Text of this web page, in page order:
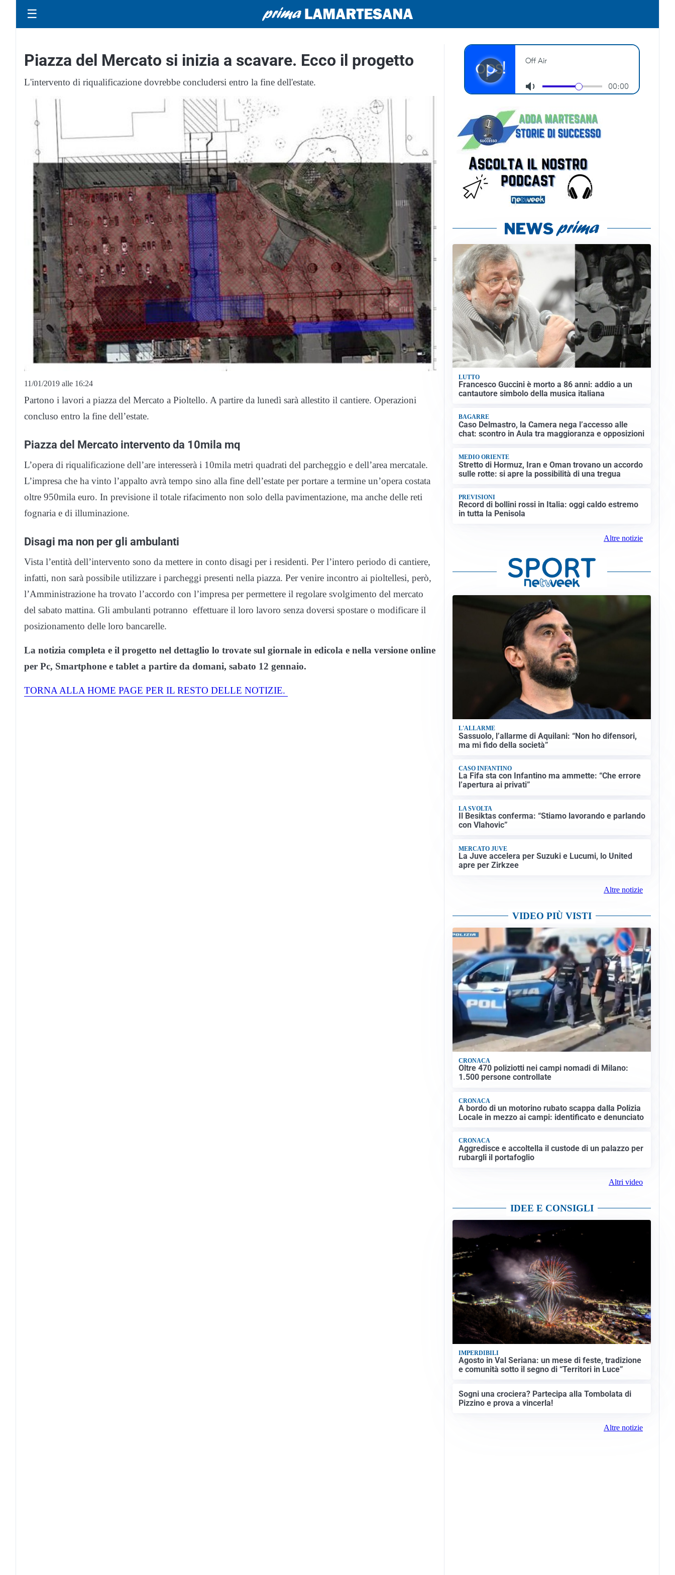
☰
Piazza del Mercato si inizia a scavare. Ecco il progetto
L'intervento di riqualificazione dovrebbe concludersi entro la fine dell'estate.
11/01/2019 alle 16:24
Partono i lavori a piazza del Mercato a Pioltello. A partire da lunedì sarà allestito il cantiere. Operazioni
concluso entro la fine dell’estate.
Piazza del Mercato intervento da 10mila mq
L’opera di riqualificazione dell’are interesserà i 10mila metri quadrati del parcheggio e dell’area mercatale.
L’impresa che ha vinto l’appalto avrà tempo sino alla fine dell’estate per portare a termine un’opera costata
oltre 950mila euro. In previsione il totale rifacimento non solo della pavimentazione, ma anche delle reti
fognaria e di illuminazione.
Disagi ma non per gli ambulanti
Vista l’entità dell’intervento sono da mettere in conto disagi per i residenti. Per l’intero periodo di cantiere,
infatti, non sarà possibile utilizzare i parcheggi presenti nella piazza. Per venire incontro ai pioltellesi, però,
l’Amministrazione ha trovato l’accordo con l’impresa per permettere il regolare svolgimento del mercato
del sabato mattina. Gli ambulanti potranno effettuare il loro lavoro senza doversi spostare o modificare il
posizionamento delle loro bancarelle.
La notizia completa e il progetto nel dettaglio lo trovate sul giornale in edicola e nella versione online
per Pc, Smartphone e tablet a partire da domani, sabato 12 gennaio.
TORNA ALLA HOME PAGE PER IL RESTO DELLE NOTIZIE.
LUTTO
Francesco Guccini è morto a 86 anni: addio a un
cantautore simbolo della musica italiana
BAGARRE
Caso Delmastro, la Camera nega l’accesso alle
chat: scontro in Aula tra maggioranza e opposizioni
MEDIO ORIENTE
Stretto di Hormuz, Iran e Oman trovano un accordo
sulle rotte: si apre la possibilità di una tregua
PREVISIONI
Record di bollini rossi in Italia: oggi caldo estremo
in tutta la Penisola
Altre notizie
L'ALLARME
Sassuolo, l’allarme di Aquilani: “Non ho difensori,
ma mi fido della società”
CASO INFANTINO
La Fifa sta con Infantino ma ammette: “Che errore
l’apertura ai privati”
LA SVOLTA
Il Besiktas conferma: “Stiamo lavorando e parlando
con Vlahovic”
MERCATO JUVE
La Juve accelera per Suzuki e Lucumi, lo United
apre per Zirkzee
Altre notizie
VIDEO PIÙ VISTI
CRONACA
Oltre 470 poliziotti nei campi nomadi di Milano:
1.500 persone controllate
CRONACA
A bordo di un motorino rubato scappa dalla Polizia
Locale in mezzo ai campi: identificato e denunciato
CRONACA
Aggredisce e accoltella il custode di un palazzo per
rubargli il portafoglio
Altri video
IDEE E CONSIGLI
IMPERDIBILI
Agosto in Val Seriana: un mese di feste, tradizione
e comunità sotto il segno di “Territori in Luce”
Sogni una crociera? Partecipa alla Tombolata di
Pizzino e prova a vincerla!
Altre notizie